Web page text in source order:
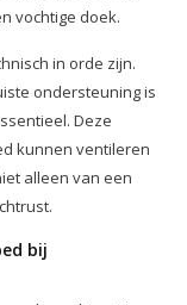
vochtige doek.
in orde zijn.
ondersteuning is
Deze
kunnen ventileren
alleen van een
bij